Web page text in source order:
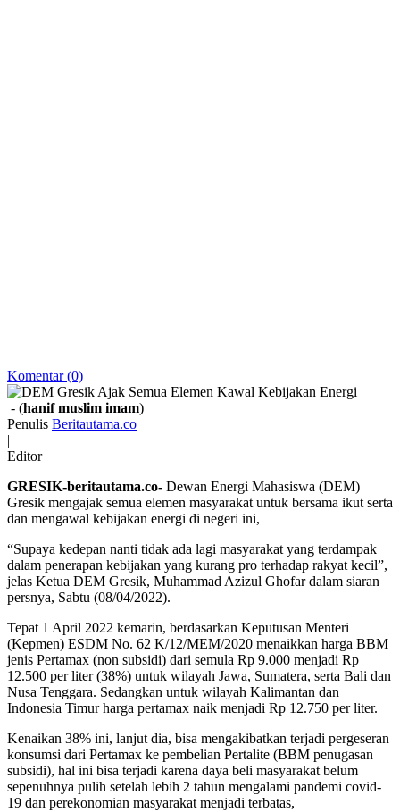
Komentar (0)
- (hanif muslim imam)
Penulis Beritautama.co
|
Editor
GRESIK-beritautama.co- Dewan Energi Mahasiswa (DEM)
Gresik mengajak semua elemen masyarakat untuk bersama ikut serta
dan mengawal kebijakan energi di negeri ini,
“Supaya kedepan nanti tidak ada lagi masyarakat yang terdampak
dalam penerapan kebijakan yang kurang pro terhadap rakyat kecil”,
jelas Ketua DEM Gresik, Muhammad Azizul Ghofar dalam siaran
persnya, Sabtu (08/04/2022).
Tepat 1 April 2022 kemarin, berdasarkan Keputusan Menteri
(Kepmen) ESDM No. 62 K/12/MEM/2020 menaikkan harga BBM
jenis Pertamax (non subsidi) dari semula Rp 9.000 menjadi Rp
12.500 per liter (38%) untuk wilayah Jawa, Sumatera, serta Bali dan
Nusa Tenggara. Sedangkan untuk wilayah Kalimantan dan
Indonesia Timur harga pertamax naik menjadi Rp 12.750 per liter.
Kenaikan 38% ini, lanjut dia, bisa mengakibatkan terjadi pergeseran
konsumsi dari Pertamax ke pembelian Pertalite (BBM penugasan
subsidi), hal ini bisa terjadi karena daya beli masyarakat belum
sepenuhnya pulih setelah lebih 2 tahun mengalami pandemi covid-
19 dan perekonomian masyarakat menjadi terbatas,